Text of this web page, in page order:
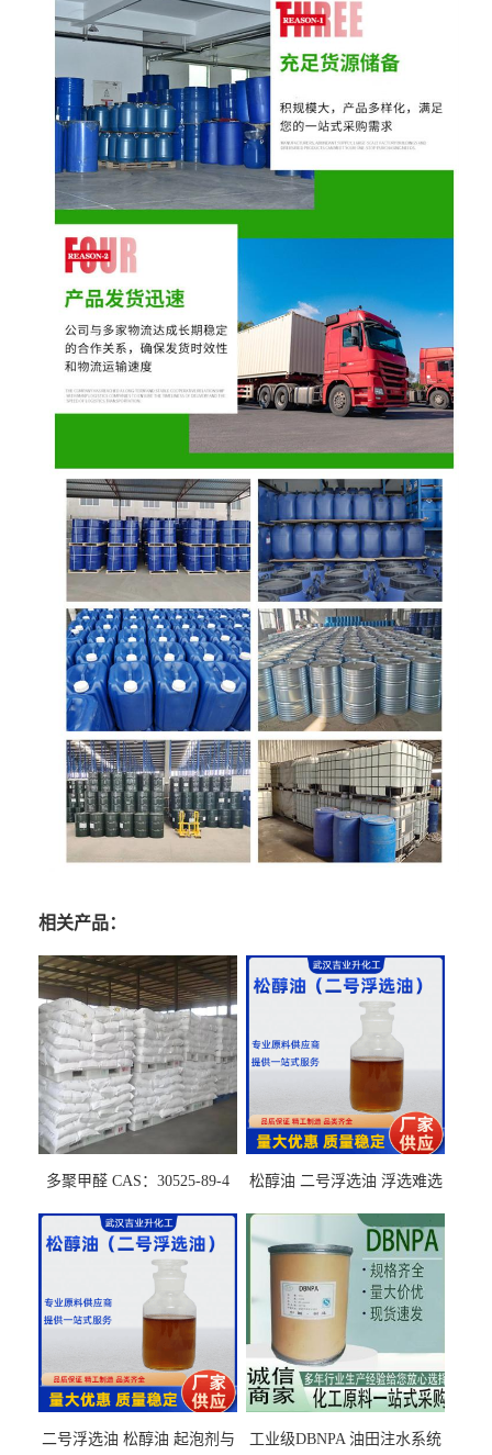
相关产品：
多聚甲醛 CAS：30525-89-4
松醇油 二号浮选油 浮选难选
石墨矿
二号浮选油 松醇油 起泡剂与 工业级DBNPA 油田注水系统